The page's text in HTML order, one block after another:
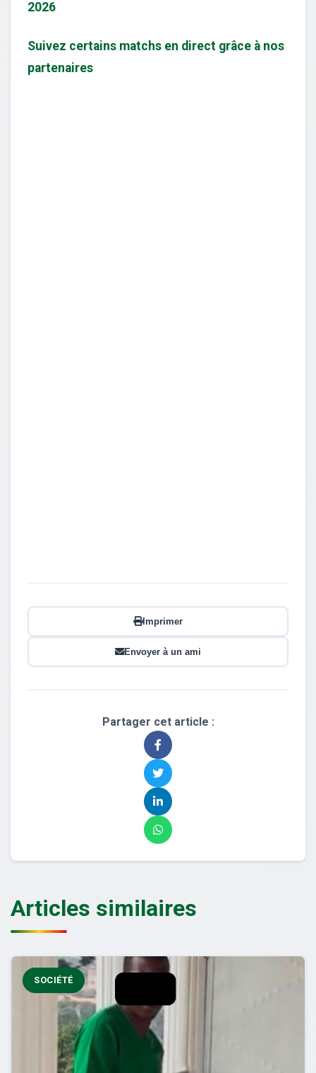
2026
Suivez certains matchs en direct grâce à nos
partenaires
Imprimer
Envoyer à un ami
Partager cet article :
Articles similaires
SOCIÉTÉ